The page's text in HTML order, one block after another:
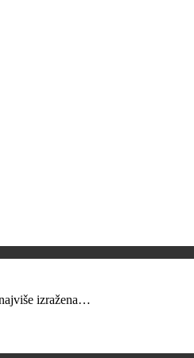
izražena…